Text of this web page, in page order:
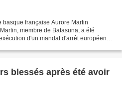
française Aurore Martin
membre de Batasuna, a été
d'un mandat d'arrêt européen
blessés après été avoir